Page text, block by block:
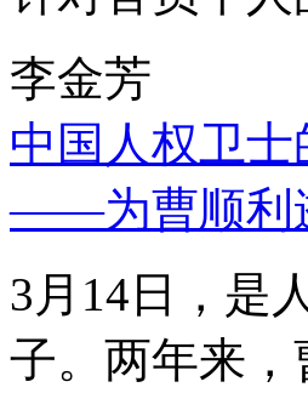
李金芳
中国人权卫士
——为曹顺利
3月14日，是
子。两年来